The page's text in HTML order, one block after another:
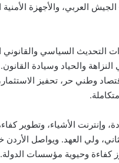
العربي، والأجهزة الأمنية
التحديث السياسي والقانوني
والحياد وسيادة
وطني حر، تحفيز
وإنترنت الأشياء، وتطوير
ولي العهد. ويواصل الأردن
كفاءة وحيوية مؤسسات الدولة.